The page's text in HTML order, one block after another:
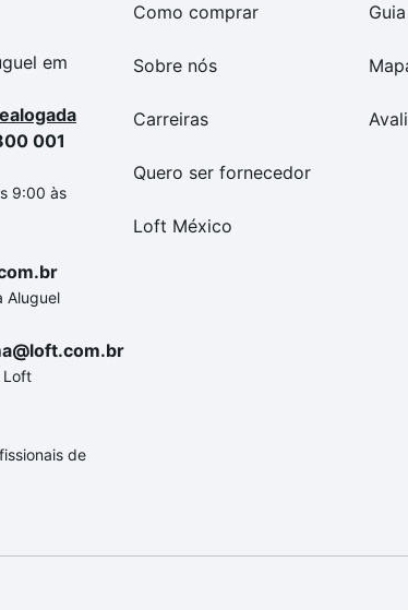
em
001
9:00 às
Aluguel
Loft
de
Como comprar
Sobre nós
Carreiras
Quero ser fornecedor
Loft México